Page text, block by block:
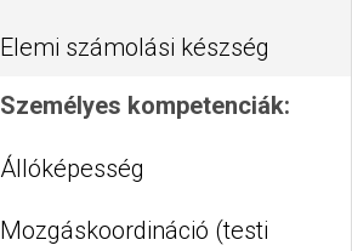
Elemi számolási készség
Személyes kompetenciák:
Állóképesség
Mozgáskoordináció (testi